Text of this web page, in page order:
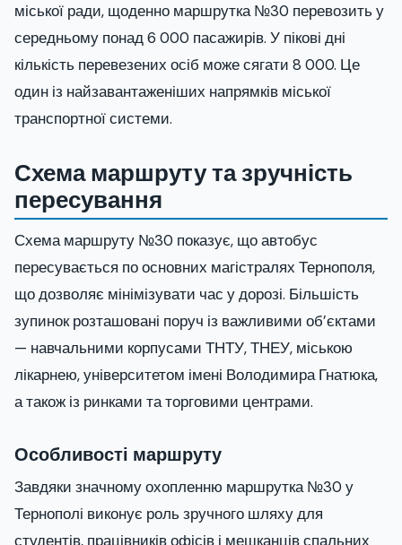
міської ради, щоденно маршрутка №30 перевозить у
середньому понад 6 000 пасажирів. У пікові дні
кількість перевезених осіб може сягати 8 000. Це
один із найзавантаженіших напрямків міської
транспортної системи.
Схема маршруту та зручність
пересування
Схема маршруту №30 показує, що автобус
пересувається по основних магістралях Тернополя,
що дозволяє мінімізувати час у дорозі. Більшість
зупинок розташовані поруч із важливими об’єктами
— навчальними корпусами ТНТУ, ТНЕУ, міською
лікарнею, університетом імені Володимира Гнатюка,
а також із ринками та торговими центрами.
Особливості маршруту
Завдяки значному охопленню маршрутка №30 у
Тернополі виконує роль зручного шляху для
студентів, працівників офісів і мешканців спальних